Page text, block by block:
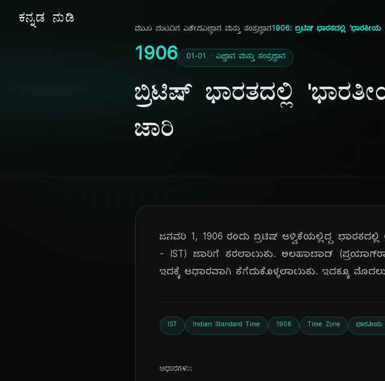
ಕನ್ನಡ ನುಡಿ
ಮುಖ ಪುಟದಿನ ವಿಶೇಷವಿಜ್ಞಾನ ಮತ್ತು ತಂತ್ರಜ್ಞಾನ1906: ಬ್ರಿಟಿಷ್ ಭಾರತದಲ್ಲಿ
1906 01-01 · ವಿಜ್ಞಾನ ಮತ್ತು ತಂತ್ರಜ್ಞಾನ
ಬ್ರಿಟಿಷ್ ಭಾರತದಲ್ಲಿ
ಜಾರಿ
ಜನವರಿ 1, 1906 ರಂದು ಬ್ರಿಟಿಷ್ ಆಳ್ವಿಕೆಯಲ್ಲಿದ್ದ
- IST) ಜಾರಿಗೆ ತರಲಾಯಿತು. ಅಲಹಾಬಾದ್
ಇದಕ್ಕೆ ಆಧಾರವಾಗಿ ತೆಗೆದುಕೊಳ್ಳಲಾಯಿತು. ಇದಕ್ಕೂ
IST Indian Standard Time 1906 Time Zone ಭಾರತೀಯ
ಆಧಾರಗಳು: